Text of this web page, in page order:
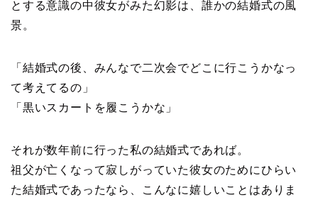
とする意識の中彼女がみた幻影は、誰かの結婚式の風
景。
「結婚式の後、みんなで二次会でどこに行こうかなっ
て考えてるの」
「黒いスカートを履こうかな」
それが数年前に行った私の結婚式であれば。
祖父が亡くなって寂しがっていた彼女のためにひらい
た結婚式であったなら、こんなに嬉しいことはありま